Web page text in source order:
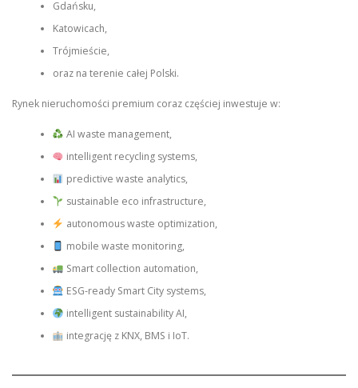
Gdańsku,
Katowicach,
Trójmieście,
oraz na terenie całej Polski.
Rynek nieruchomości premium coraz częściej inwestuje w:
AI waste management,
intelligent recycling systems,
predictive waste analytics,
sustainable eco infrastructure,
autonomous waste optimization,
mobile waste monitoring,
Smart collection automation,
ESG-ready Smart City systems,
intelligent sustainability AI,
integrację z KNX, BMS i IoT.